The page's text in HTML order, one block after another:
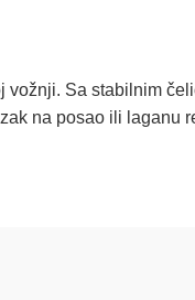
vožnji. Sa stabilnim
na posao ili laganu